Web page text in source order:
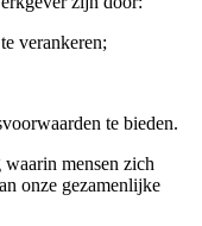
verankeren;
te bieden.
mensen zich
onze gezamenlijke